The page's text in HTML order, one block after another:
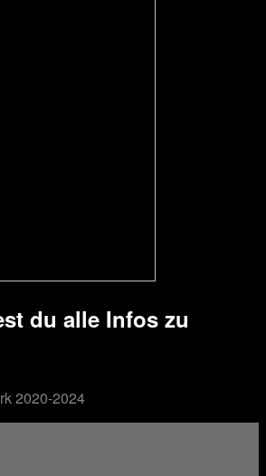
du alle Infos zu
2020-2024